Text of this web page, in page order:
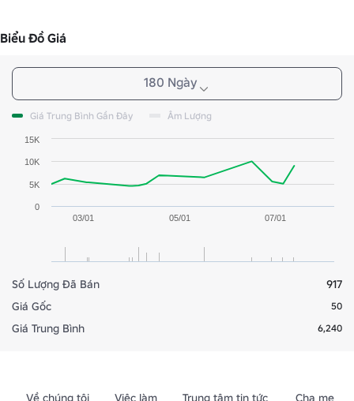
Biểu Đồ Giá
180 Ngày
Giá Trung Bình Gần Đây Âm Lượng
03/01 05/01 07/01
0
5K
10K
15K
Số Lượng Đã Bán
917
Giá Gốc
50
Giá Trung Bình 6,240
Về chúng tôi Việc làm Trung tâm tin tức Cha mẹ